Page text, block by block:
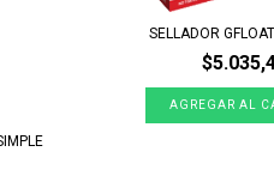
SELLADOR